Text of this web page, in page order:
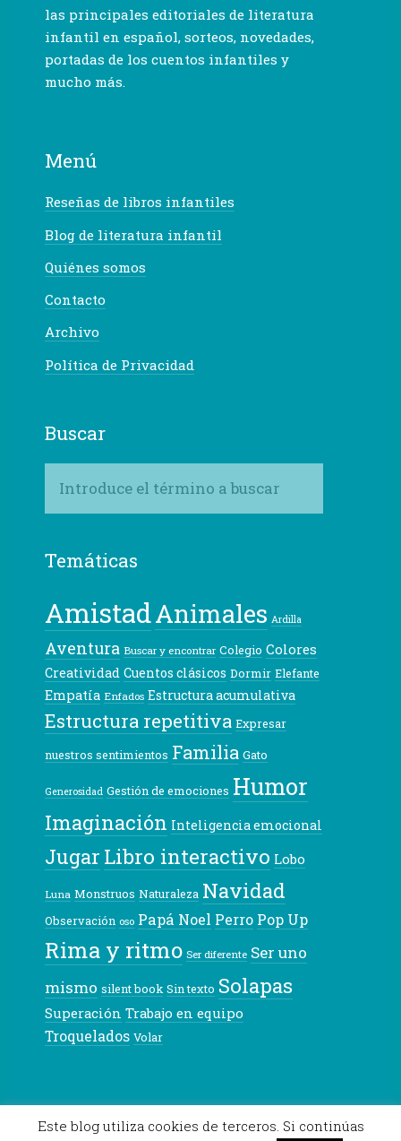
las principales editoriales de literatura
infantil en español, sorteos, novedades,
portadas de los cuentos infantiles y
mucho más.
Menú
Reseñas de libros infantiles
Blog de literatura infantil
Quiénes somos
Contacto
Archivo
Política de Privacidad
Buscar
Temáticas
AmistadAnimales Ardilla
Aventura Buscar y encontrar Colegio Colores
Creatividad Cuentos clásicos Dormir Elefante
Empatía Enfados Estructura acumulativa
Estructura repetitiva Expresar
nuestros sentimientos Familia Gato
Generosidad Gestión de emociones Humor
Imaginación Inteligencia emocional
Jugar Libro interactivo Lobo
Luna Monstruos Naturaleza Navidad
Observación oso Papá Noel Perro Pop Up
Rima y ritmo Ser diferente Ser uno
mismo silent book Sin texto Solapas
Superación Trabajo en equipo
Troquelados Volar
© 2026 Pekeleke
Este blog utiliza cookies de terceros. Si continúas